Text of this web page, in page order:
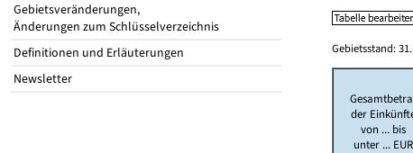
Gebietsveränderungen,
Änderungen zum Schlüsselverzeichnis
Definitionen und Erläuterungen
Newsletter
Gebietsstand:
der
von ... bis
unter ... EUR